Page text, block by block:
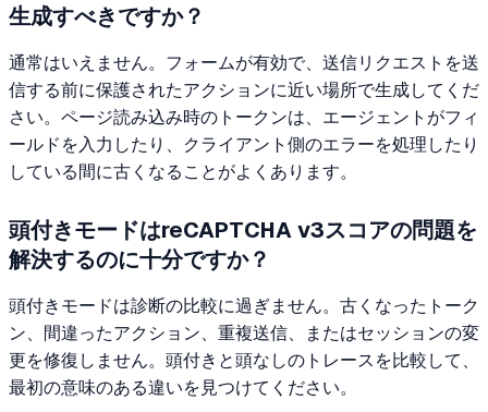
生成すべきですか？
通常はいえません。フォームが有効で、送信リクエストを送
信する前に保護されたアクションに近い場所で生成してくだ
さい。ページ読み込み時のトークンは、エージェントがフィ
ールドを入力したり、クライアント側のエラーを処理したり
している間に古くなることがよくあります。
頭付きモードはreCAPTCHA v3スコアの問題を
解決するのに十分ですか？
頭付きモードは診断の比較に過ぎません。古くなったトーク
ン、間違ったアクション、重複送信、またはセッションの変
更を修復しません。頭付きと頭なしのトレースを比較して、
最初の意味のある違いを見つけてください。